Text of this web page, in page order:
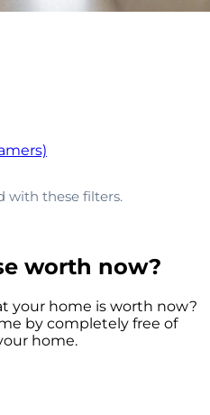
with these filters.
worth now?
your home is worth now?
by completely free of
home.